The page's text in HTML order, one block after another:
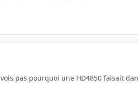
pas pourquoi une HD4850 faisait